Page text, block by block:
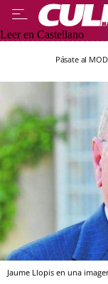
Leer en Castellano
Pásate al
Jaume Llopis en una